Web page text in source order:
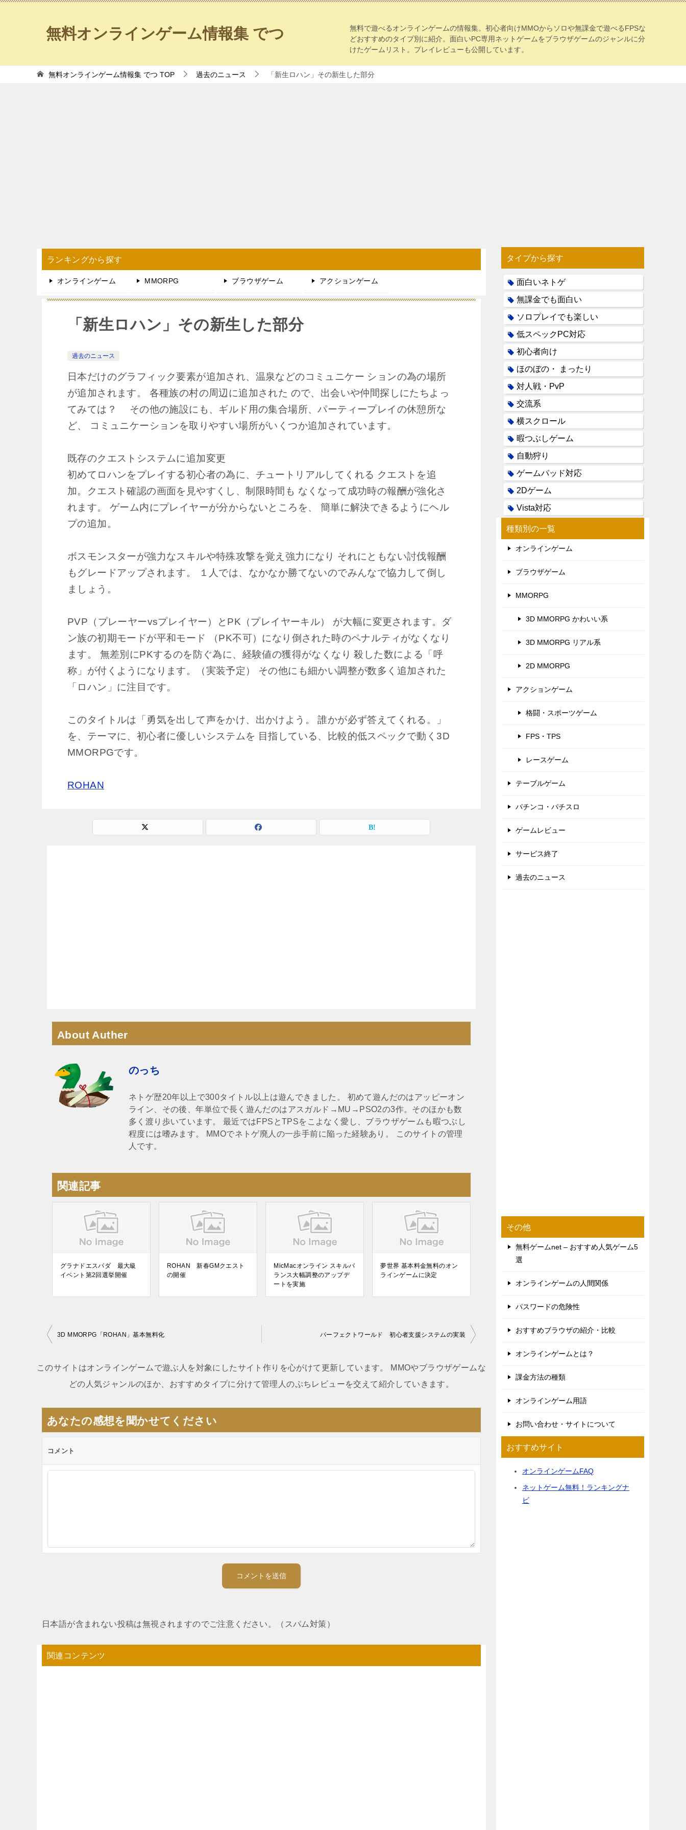
無料オンラインゲーム情報集 でつ
無料で遊べるオンラインゲームの情報集。初心者向けMMOからソロや無課金で遊べるFPSな
どおすすめのタイプ別に紹介。面白いPC専用ネットゲームをブラウザゲームのジャンルに分
けたゲームリスト。プレイレビューも公開しています。
無料オンラインゲーム情報集 でつ TOP 過去のニュース 「新生ロハン」その新生した部分
ランキングから探す
オンラインゲーム MMORPG ブラウザゲーム アクションゲーム
「新生ロハン」その新生した部分
過去のニュース
日本だけのグラフィック要素が追加され、温泉などのコミュニケー ションの為の場所
が追加されます。 各種族の村の周辺に追加された ので、出会いや仲間探しにたちよっ
てみては？ その他の施設にも、ギルド用の集合場所、パーティープレイの休憩所な
ど、 コミュニケーションを取りやすい場所がいくつか追加されています。
既存のクエストシステムに追加変更
初めてロハンをプレイする初心者の為に、チュートリアルしてくれる クエストを追
加。クエスト確認の画面を見やすくし、制限時間も なくなって成功時の報酬が強化さ
れます。 ゲーム内にプレイヤーが分からないところを、 簡単に解決できるようにヘル
プの追加。
ボスモンスターが強力なスキルや特殊攻撃を覚え強力になり それにともない討伐報酬
もグレードアップされます。 １人では、なかなか勝てないのでみんなで協力して倒し
ましょう。
PVP（プレーヤーvsプレイヤー）とPK（プレイヤーキル） が大幅に変更されます。ダ
ン族の初期モードが平和モード （PK不可）になり倒された時のペナルティがなくなり
ます。 無差別にPKするのを防ぐ為に、経験値の獲得がなくなり 殺した数による「呼
称」が付くようになります。（実装予定） その他にも細かい調整が数多く追加された
「ロハン」に注目です。
このタイトルは「勇気を出して声をかけ、出かけよう。 誰かが必ず答えてくれる。」
を、テーマに、初心者に優しいシステムを 目指している、比較的低スペックで動く3D
MMORPGです。
ROHAN
About Auther
のっち
ネトゲ歴20年以上で300タイトル以上は遊んできました。 初めて遊んだのはアッピーオン
ライン、その後、年単位で長く遊んだのはアスガルド→MU→PSO2の3作。そのほかも数
多く渡り歩いています。 最近ではFPSとTPSをこよなく愛し、ブラウザゲームも暇つぶし
程度には嗜みます。 MMOでネトゲ廃人の一歩手前に陥った経験あり。 このサイトの管理
人です。
関連記事
グラナドエスパダ 最大級
イベント第2回選挙開催
ROHAN 新春GMクエスト
の開催
MicMacオンライン スキルバ
ランス大幅調整のアップデ
ートを実施
夢世界 基本料金無料のオン
ラインゲームに決定
投
ナ
ゲ
ー
ョ
ン
3D MMORPG「ROHAN」基本無料化 パーフェクトワールド 初心者支援システムの実装
このサイトはオンラインゲームで遊ぶ人を対象にしたサイト作りを心がけて更新しています。 MMOやブラウザゲームな
どの人気ジャンルのほか、おすすめタイプに分けて管理人のぷちレビューを交えて紹介していきます。
あなたの感想を聞かせてください
コメント
日本語が含まれない投稿は無視されますのでご注意ください。（スパム対策）
関連コンテンツ
タイプから探す
面白いネトゲ
無課金でも面白い
ソロプレイでも楽しい
低スペックPC対応
初心者向け
ほのぼの・ まったり
対人戦・PvP
交流系
横スクロール
暇つぶしゲーム
自動狩り
ゲームパッド対応
2Dゲーム
Vista対応
種類別の一覧
オンラインゲーム
ブラウザゲーム
MMORPG
3D MMORPG かわいい系
3D MMORPG リアル系
2D MMORPG
アクションゲーム
格闘・スポーツゲーム
FPS・TPS
レースゲーム
テーブルゲーム
パチンコ・パチスロ
ゲームレビュー
サービス終了
過去のニュース
その他
無料ゲームnet – おすすめ人気ゲーム5
選
オンラインゲームの人間関係
パスワードの危険性
おすすめブラウザの紹介・比較
オンラインゲームとは？
課金方法の種類
オンラインゲーム用語
お問い合わせ・サイトについて
おすすめサイト
オンラインゲームFAQ
ネットゲーム無料！ランキングナ
ビ